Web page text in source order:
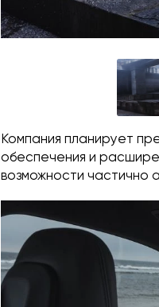
Компания планирует
обеспечения и
возможности частично